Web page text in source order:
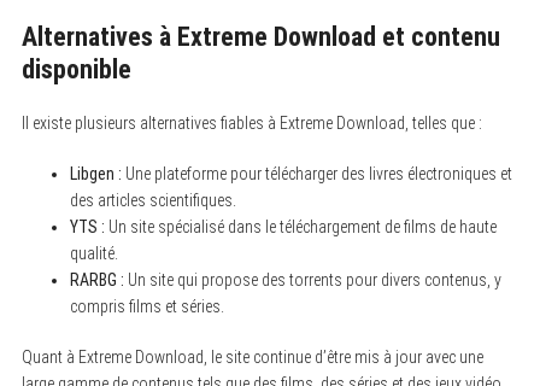
Alternatives à Extreme Download et contenu
disponible
Il existe plusieurs alternatives fiables à Extreme Download, telles que :
Libgen : Une plateforme pour télécharger des livres électroniques et
des articles scientifiques.
YTS : Un site spécialisé dans le téléchargement de films de haute
qualité.
RARBG : Un site qui propose des torrents pour divers contenus, y
compris films et séries.
Quant à Extreme Download, le site continue d’être mis à jour avec une
a
c
f
o
r